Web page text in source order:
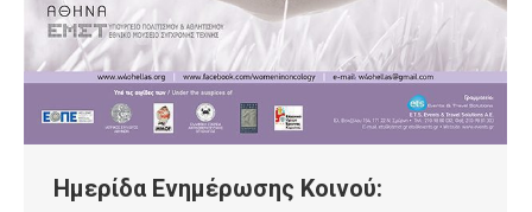
Ημερίδα Ενημέρωσης Κοινού: